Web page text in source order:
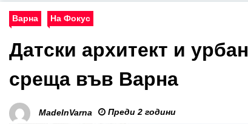
Варна На Фокус
Датски архитект и
среща във Варна
MadeInVarna Преди 2 години